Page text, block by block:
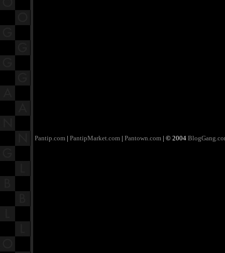
Pantip.com | PantipMarket.com | Pantown.com | © 2004